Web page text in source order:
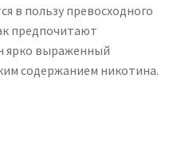
в пользу превосходного
предпочитают
ярко выраженный
содержанием никотина.